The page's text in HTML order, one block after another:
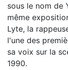
sous le nom de
même
Lyte, la
l'une des
sa voix sur la
1990.